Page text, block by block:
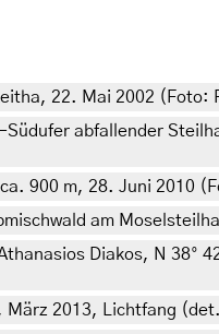
22. Mai 2002 (Foto:
abfallender
900 m, 28. Juni 2010
am
Diakos, N 38°
2013, Lichtfang